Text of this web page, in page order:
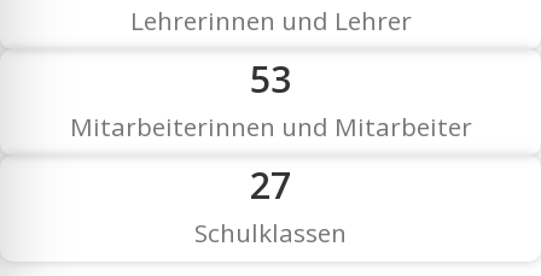
Lehrerinnen und Lehrer
53
Mitarbeiterinnen und Mitarbeiter
27
Schulklassen